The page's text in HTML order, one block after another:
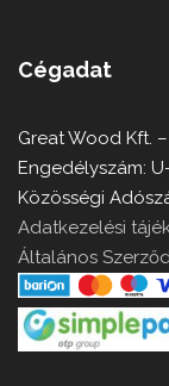
Cégadat
Great Wood Kft.
Engedélyszám:
Közösségi
Adatkezelési
Általános